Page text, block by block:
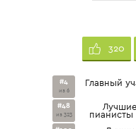
320
#4
из 6
Главный
#48
из 323 пианисты